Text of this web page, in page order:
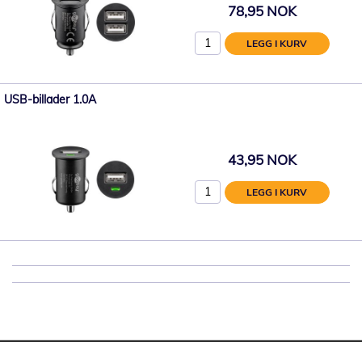
78,95 NOK
LEGG I KURV
USB-billader 1.0A
43,95 NOK
LEGG I KURV